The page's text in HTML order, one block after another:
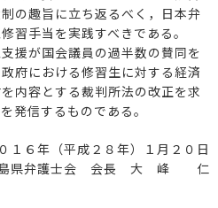
の趣旨に立ち返るべく，日本弁
習手当を実践すべきである。
援が国会議員の過半数の賛同を
府における修習生に対する経済
内容とする裁判所法の改正を求
発信するものである。
１６年（平成２８年）１月２０日
県弁護士会 会長 大 峰 仁